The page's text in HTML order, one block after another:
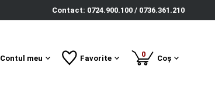
Contact: 0724.900.100 / 0736.361.210
Contul meu Favorite 0produse
Coș